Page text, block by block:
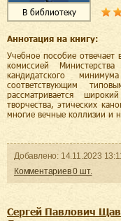
В библиотеку
Аннотация на книгу:
Учебное пособие отвечает
комиссией
кандидатского
соответствующим
рассматривается
творчества, этических
многие вечные коллизии и
Добавленo: 14.11.2023
Комментариев0 шт.
Сергей Павлович